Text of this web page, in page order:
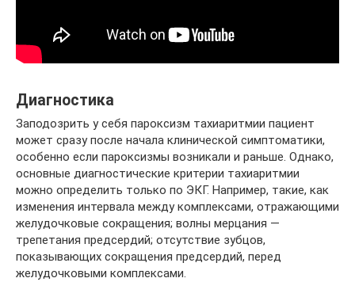
Диагностика
Заподозрить у себя пароксизм тахиаритмии пациент
может сразу после начала клинической симптоматики,
особенно если пароксизмы возникали и раньше. Однако,
основные диагностические критерии тахиаритмии
можно определить только по ЭКГ. Например, такие, как
изменения интервала между комплексами, отражающими
желудочковые сокращения; волны мерцания —
трепетания предсердий; отсутствие зубцов,
показывающих сокращения предсердий, перед
желудочковыми комплексами.